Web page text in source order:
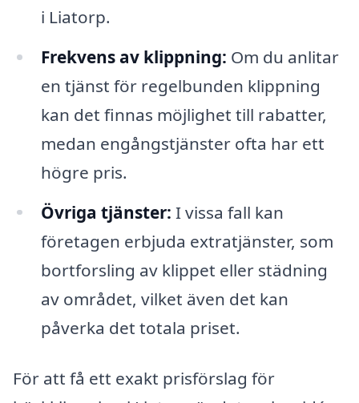
i Liatorp.
Frekvens av klippning: Om du anlitar
en tjänst för regelbunden klippning
kan det finnas möjlighet till rabatter,
medan engångstjänster ofta har ett
högre pris.
Övriga tjänster: I vissa fall kan
företagen erbjuda extratjänster, som
bortforsling av klippet eller städning
av området, vilket även det kan
påverka det totala priset.
För att få ett exakt prisförslag för